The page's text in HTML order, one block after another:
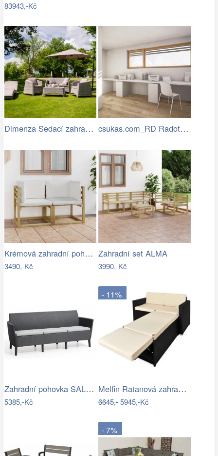
83943,-Kč
Dimenza Sedací zahradní souprava… csukas.com_RD Radotin_020.jpg
Krémová zahradní pohovka MAJKEN
3490,-Kč
Zahradní set ALMA
3990,-Kč
Zahradní pohovka SALEMO 3 Allibert
5385,-Kč
- 11%
Melfin Ratanová zahradní sestava VENDY…
6645,-5945,-Kč
- 7%